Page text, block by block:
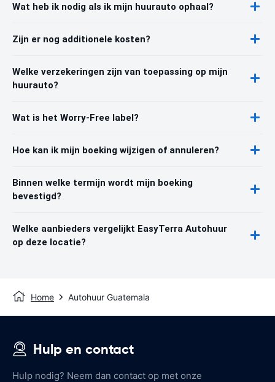
Wat heb ik nodig als ik mijn huurauto ophaal?
Zijn er nog additionele kosten?
Welke verzekeringen zijn van toepassing op mijn
huurauto?
Wat is het Worry-Free label?
Hoe kan ik mijn boeking wijzigen of annuleren?
Binnen welke termijn wordt mijn boeking
bevestigd?
Welke aanbieders vergelijkt EasyTerra Autohuur
op deze locatie?
Home Autohuur Guatemala
Hulp en contact
Hulp nodig? Neem dan contact op met onze